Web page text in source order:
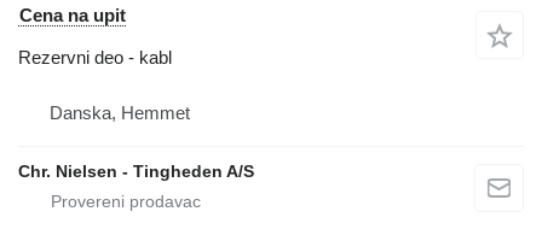
Cena na upit
Rezervni deo - kabl
Danska, Hemmet
Chr. Nielsen - Tingheden A/S